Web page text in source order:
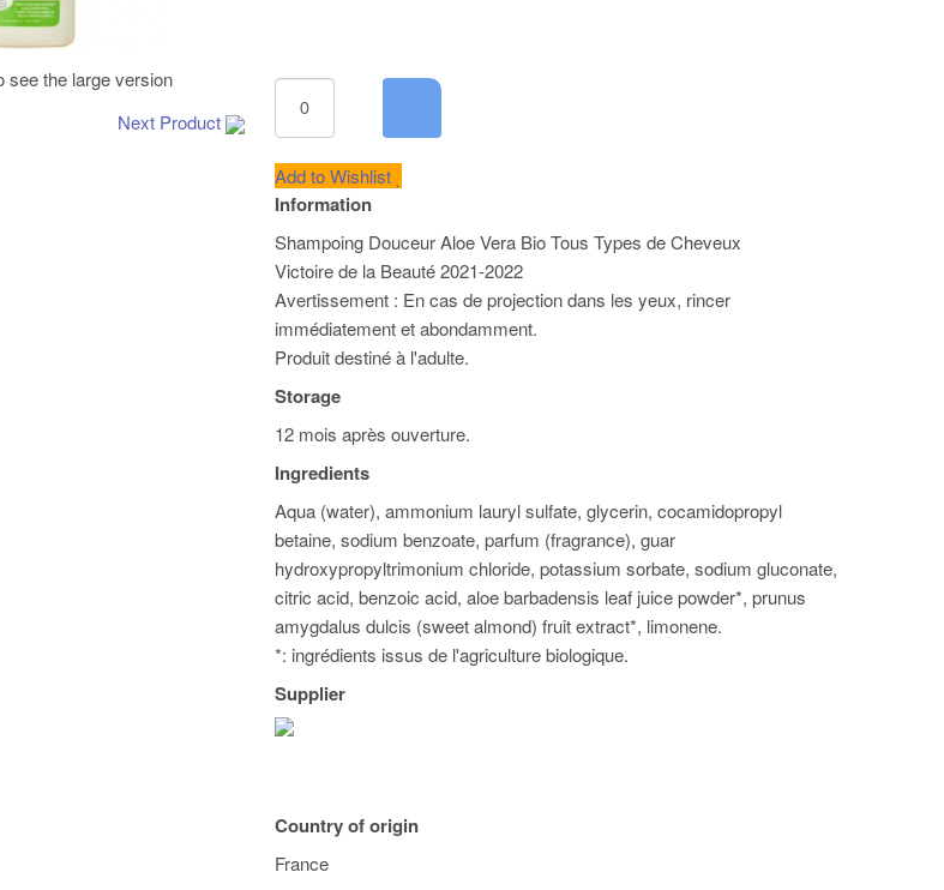
see the large version
Next Product
Add to Wishlist
Information
Shampoing Douceur Aloe Vera Bio Tous Types de Cheveux
Victoire de la Beauté 2021-2022
Avertissement : En cas de projection dans les yeux, rincer
immédiatement et abondamment.
Produit destiné à l'adulte.
Storage
12 mois après ouverture.
Ingredients
Aqua (water), ammonium lauryl sulfate, glycerin, cocamidopropyl
betaine, sodium benzoate, parfum (fragrance), guar
hydroxypropyltrimonium chloride, potassium sorbate, sodium gluconate,
citric acid, benzoic acid, aloe barbadensis leaf juice powder*, prunus
amygdalus dulcis (sweet almond) fruit extract*, limonene.
*: ingrédients issus de l'agriculture biologique.
Supplier
Country of origin
France